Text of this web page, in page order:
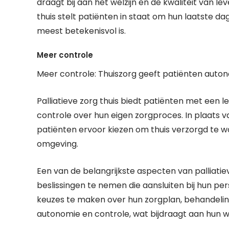
thuis stelt patiënten in staat om hun laatste
meest betekenisvol is.
Meer controle
Meer controle: Thuiszorg geeft patiënten
Palliatieve zorg thuis biedt patiënten met een
controle over hun eigen zorgproces. In plaats
patiënten ervoor kiezen om thuis verzorgd te
omgeving.
Een van de belangrijkste aspecten van
beslissingen te nemen die aansluiten bij hun
keuzes te maken over hun zorgplan,
autonomie en controle, wat bijdraagt aan hun